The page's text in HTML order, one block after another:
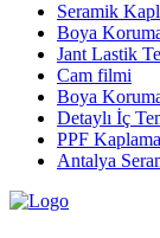
Seramik
Boya
Jant Lastik
Cam filmi
Boya
Detaylı İç
PPF Kaplama
Antalya